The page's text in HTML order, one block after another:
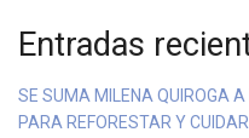
Entradas
SE SUMA MILENA QUIROGA
PARA REFORESTAR Y